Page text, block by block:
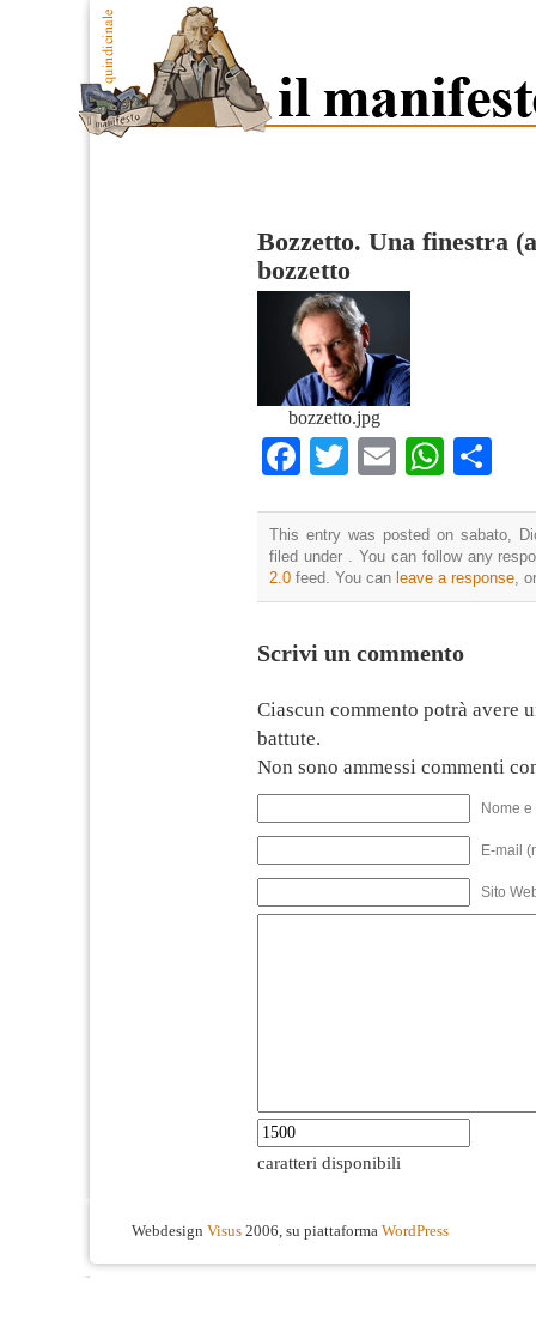
Bozzetto. Una finestra
bozzetto
bozzetto.jpg
Facebook
TwitterEmail
This entry was posted on sabato,
filed under . You can follow any
2.0 feed. You can leave a response,
Scrivi un commento
Ciascun commento potrà avere
battute.
Non sono ammessi commenti
Nome
E-mail
Sito
caratteri disponibili
Webdesign Visus 2006, su piattaforma WordPress